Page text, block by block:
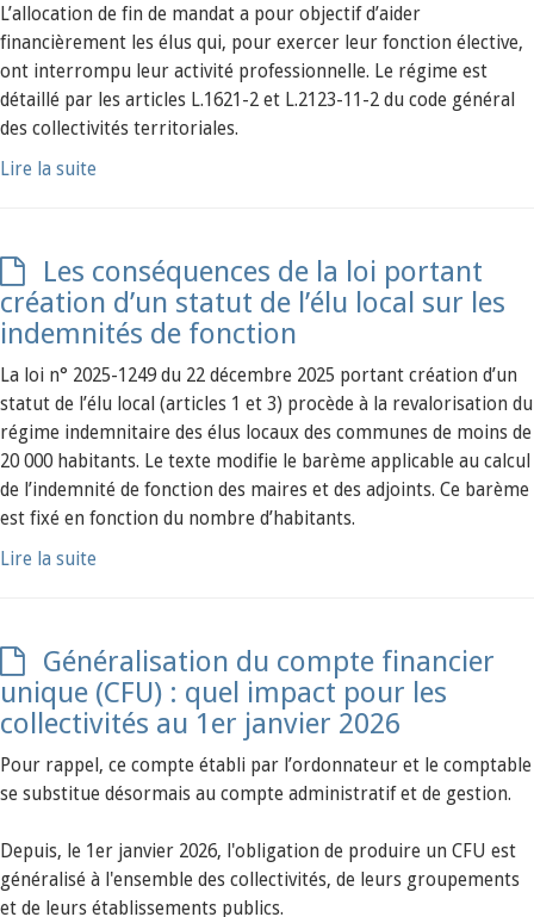
L’allocation de fin de mandat a pour objectif d’aider
financièrement les élus qui, pour exercer leur fonction élective,
ont interrompu leur activité professionnelle. Le régime est
détaillé par les articles L.1621-2 et L.2123-11-2 du code général
des collectivités territoriales.
Lire la suite
Les conséquences de la loi portant
création d’un statut de l’élu local sur les
indemnités de fonction
La loi n° 2025-1249 du 22 décembre 2025 portant création d’un
statut de l’élu local (articles 1 et 3) procède à la revalorisation du
régime indemnitaire des élus locaux des communes de moins de
20 000 habitants. Le texte modifie le barème applicable au calcul
de l’indemnité de fonction des maires et des adjoints. Ce barème
est fixé en fonction du nombre d’habitants.
Lire la suite
Généralisation du compte financier
unique (CFU) : quel impact pour les
collectivités au 1er janvier 2026
Pour rappel, ce compte établi par l’ordonnateur et le comptable
se substitue désormais au compte administratif et de gestion.
Depuis, le 1er janvier 2026, l'obligation de produire un CFU est
généralisé à l'ensemble des collectivités, de leurs groupements
et de leurs établissements publics.